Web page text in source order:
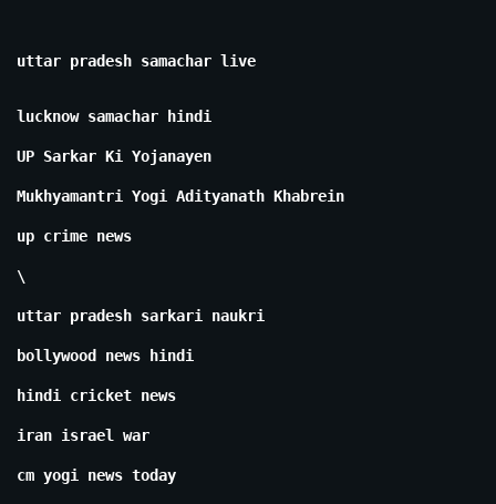
uttar pradesh samachar live
lucknow samachar hindi
UP Sarkar Ki Yojanayen
Mukhyamantri Yogi Adityanath Khabrein
up crime news
\
uttar pradesh sarkari naukri
bollywood news hindi
hindi cricket news
iran israel war
cm yogi news today